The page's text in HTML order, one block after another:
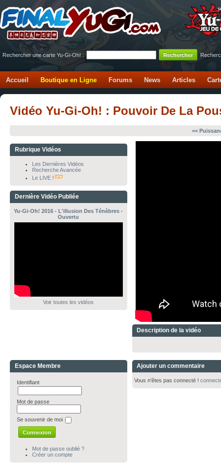
Rechercher une carte Yu-Gi-Oh! :
Accueil Boutique en Ligne Forums News Articles
Vidéo Yu-Gi-Oh! : Pouvoir De La
<<
Rubrique Vidéos
Les Dernières Vidéos
Recherche Avancée
Le LIVE !
Dernière Vidéo Publiée
Yu-Gi-Oh! 2016 - L'illusion Des Ténèbres -
Ouvertu
Voir toutes les vidéos
Description de la vidéo
Espace Membre
Identifiant
Mot de passe
Se souvenir de moi
Mot de passe oublié ?
Créer un compte
Ajouter un commentaire
Vous n'êtes pas connecté !